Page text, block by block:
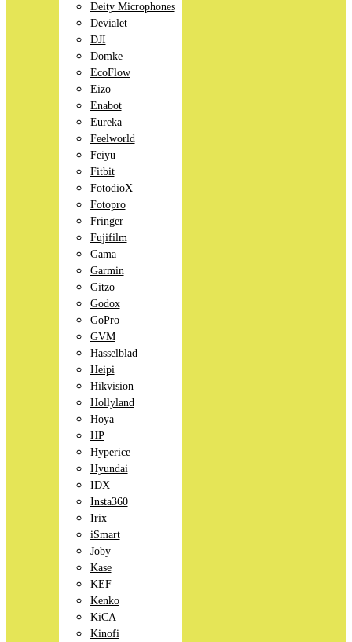
Deity Microphones
Devialet
DJI
Domke
EcoFlow
Eizo
Enabot
Eureka
Feelworld
Feiyu
Fitbit
FotodioX
Fotopro
Fringer
Fujifilm
Gama
Garmin
Gitzo
Godox
GoPro
GVM
Hasselblad
Heipi
Hikvision
Hollyland
Hoya
HP
Hyperice
Hyundai
IDX
Insta360
Irix
iSmart
Joby
Kase
KEF
Kenko
KiCA
Kinofi